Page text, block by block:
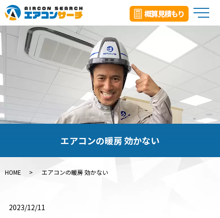
メ
エアコンの暖房 効かない
HOME エアコンの暖房 効かない
2023/12/11